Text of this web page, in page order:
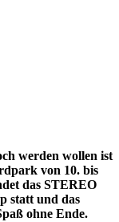
werden wollen ist
von 10. bis
das STEREO
statt und das
ohne Ende.